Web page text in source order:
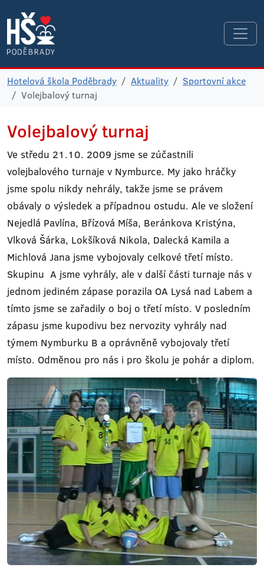
Hotelová škola Poděbrady Aktuality
Sportovní akce
Volejbalový turnaj
Volejbalový turnaj
Ve středu 21.10. 2009 jsme se zúčastnili
volejbalového turnaje v Nymburce. My jako hráčky
jsme spolu nikdy nehrály, takže jsme se právem
obávaly o výsledek a případnou ostudu. Ale ve složení
Nejedlá Pavlína, Břízová Míša, Beránkova Kristýna,
Vlková Šárka, Lokšíková Nikola, Dalecká Kamila a
Michlová Jana jsme vybojovaly celkové třetí místo.
Skupinu A jsme vyhrály, ale v další části turnaje nás v
jednom jediném zápase porazila OA Lysá nad Labem a
tímto jsme se zařadily o boj o třetí místo. V posledním
zápasu jsme kupodivu bez nervozity vyhrály nad
týmem Nymburku B a oprávněně vybojovaly třetí
místo. Odměnou pro nás i pro školu je pohár a diplom.